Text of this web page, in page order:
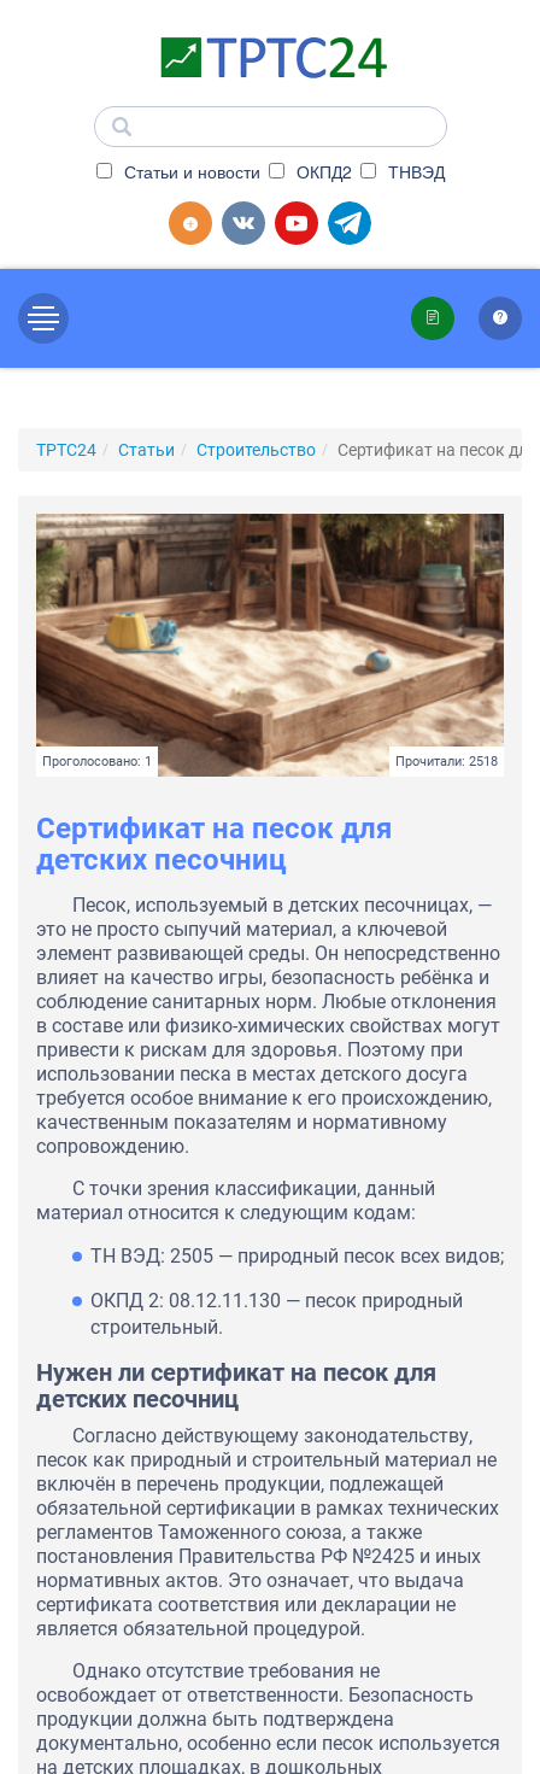
Статьи и новости ОКПД2 ТНВЭД
ТРТС24 Статьи Строительство Сертификат на песок
Проголосовано: 1 Прочитали: 2518
Сертификат на песок для
детских песочниц
Песок, используемый в детских песочницах, —
это не просто сыпучий материал, а ключевой
элемент развивающей среды. Он непосредственно
влияет на качество игры, безопасность ребёнка и
соблюдение санитарных норм. Любые отклонения
в составе или физико-химических свойствах могут
привести к рискам для здоровья. Поэтому при
использовании песка в местах детского досуга
требуется особое внимание к его происхождению,
качественным показателям и нормативному
сопровождению.
С точки зрения классификации, данный
материал относится к следующим кодам:
ТН ВЭД: 2505 — природный песок всех видов;
ОКПД 2: 08.12.11.130 — песок природный
строительный.
Нужен ли сертификат на песок для
детских песочниц
Согласно действующему законодательству,
песок как природный и строительный материал не
включён в перечень продукции, подлежащей
обязательной сертификации в рамках технических
регламентов Таможенного союза, а также
постановления Правительства РФ №2425 и иных
нормативных актов. Это означает, что выдача
сертификата соответствия или декларации не
является обязательной процедурой.
Однако отсутствие требования не
освобождает от ответственности. Безопасность
продукции должна быть подтверждена
документально, особенно если песок используется
на детских площадках, в дошкольных